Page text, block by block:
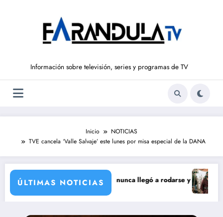
Información sobre televisión, series y programas de TV
Inicio
NOTICIAS
TVE cancela ‘Valle Salvaje’ este lunes por misa especial de la DANA
ÚLTIMAS NOTICIAS
de María Castro
de Carmina Ordóñez que nunca llegó a rodarse y que convertía a